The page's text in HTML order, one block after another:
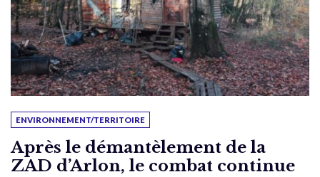
ENVIRONNEMENT/TERRITOIRE
Après le démantèlement de la
ZAD d’Arlon, le combat continue